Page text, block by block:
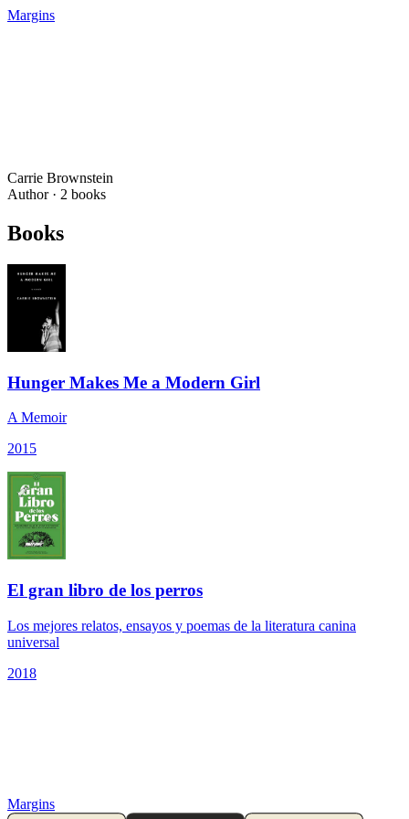
Margins
Carrie Brownstein
Author · 2 books
Books
Hunger Makes Me a Modern Girl
A Memoir
2015
El gran libro de los perros
Los mejores relatos, ensayos y poemas de la literatura canina
universal
2018
Margins